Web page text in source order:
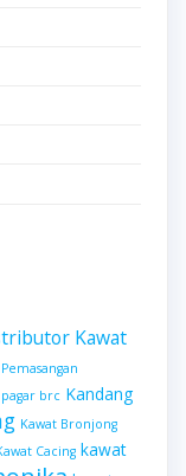
Kawat
Pemasangan
brc Kandang
Kawat Bronjong
Cacing kawat